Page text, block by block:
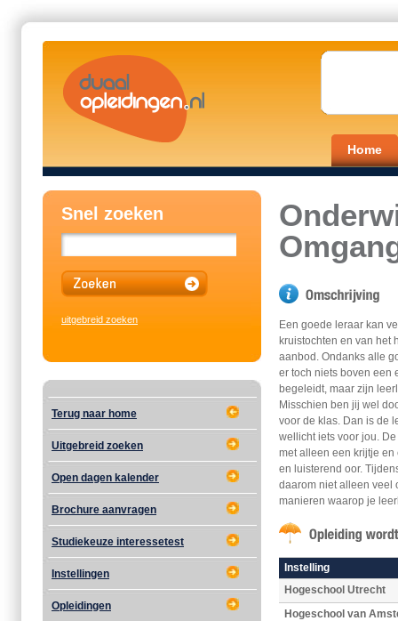
Home
Snel zoeken
uitgebreid zoeken
Terug naar home
Uitgebreid zoeken
Open dagen kalender
Brochure aanvragen
Studiekeuze interessetest
Instellingen
Opleidingen
Een goede leraar kan
kruistochten en van het
aanbod. Ondanks alle
er toch niets boven een
begeleidt, maar zijn
Misschien ben jij wel
voor de klas. Dan is de
wellicht iets voor jou.
met alleen een krijtje
en luisterend oor.
daarom niet alleen veel
manieren waarop je
Instelling
Hogeschool Utrecht
Hogeschool van